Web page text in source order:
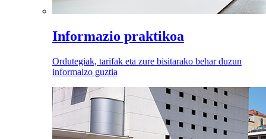
Informazio praktikoa
Ordutegiak, tarifak eta zure bisitarako behar duzun
informaizo guztia